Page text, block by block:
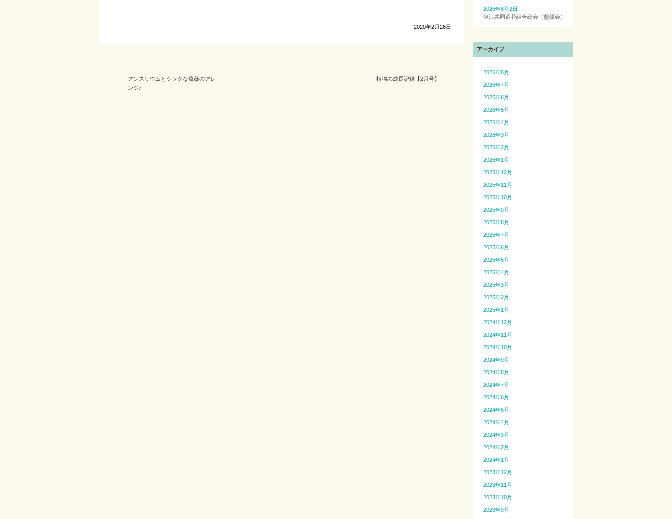
2020年2月26日
アンスリウムとシックな薔薇のアレ
ンジ♪
植物の成長記録【2月号】
2026年8月2日
伊江共同選花組合総会（懇親会）
アーカイブ
2026年8月
2026年7月
2026年6月
2026年5月
2026年4月
2026年3月
2026年2月
2026年1月
2025年12月
2025年11月
2025年10月
2025年9月
2025年8月
2025年7月
2025年6月
2025年5月
2025年4月
2025年3月
2025年2月
2025年1月
2024年12月
2024年11月
2024年10月
2024年9月
2024年8月
2024年7月
2024年6月
2024年5月
2024年4月
2024年3月
2024年2月
2024年1月
2023年12月
2023年11月
2023年10月
2023年9月